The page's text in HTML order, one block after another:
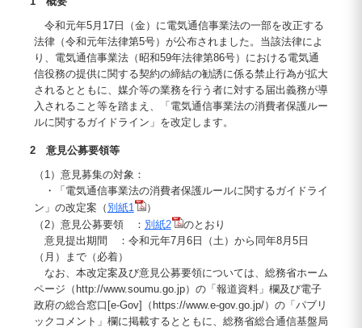
令和元年5月17日（金）に電気通信事業法の一部を改正する
法律（令和元年法律第5号）が公布されました。当該法律によ
り、電気通信事業法（昭和59年法律第86号）における電気通
信役務の提供に関する契約の締結の勧誘に係る禁止行為が拡大
されるとともに、媒介等の業務を行う者に対する届出義務が導
入されること等を踏まえ、「電気通信事業法の消費者保護ルー
ルに関するガイドライン」を改定します。
2 意見公募要領等
（1）意見募集の対象：
・「電気通信事業法の消費者保護ルールに関するガイドライ
ン」の改定案（ 別紙1
）
（2）意見公募要領 ： 別紙2
のとおり
意見提出期間 ：令和元年7月6日（土）から同年8月5日
（月）まで（必着）
なお、本改定案及び意見公募要領については、総務省ホーム
ページ（http://www.soumu.go.jp）の「報道資料」欄及び電子
政府の総合窓口[e-Gov]（https://www.e-gov.go.jp/）の「パブリ
ックコメント」欄に掲載するとともに、総務省総合通信基盤局